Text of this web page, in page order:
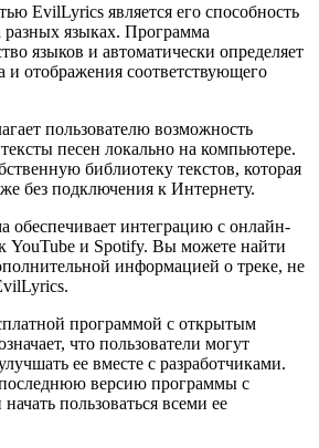
EvilLyrics является его способность
разных языках. Программа
языков и автоматически определяет
и отображения соответствующего
пользователю возможность
песен локально на компьютере.
библиотеку текстов, которая
без подключения к Интернету.
обеспечивает интеграцию с онлайн-
YouTube и Spotify. Вы можете найти
информацией о треке, не
программой с открытым
что пользователи могут
ее вместе с разработчиками.
версию программы с
пользоваться всеми ее